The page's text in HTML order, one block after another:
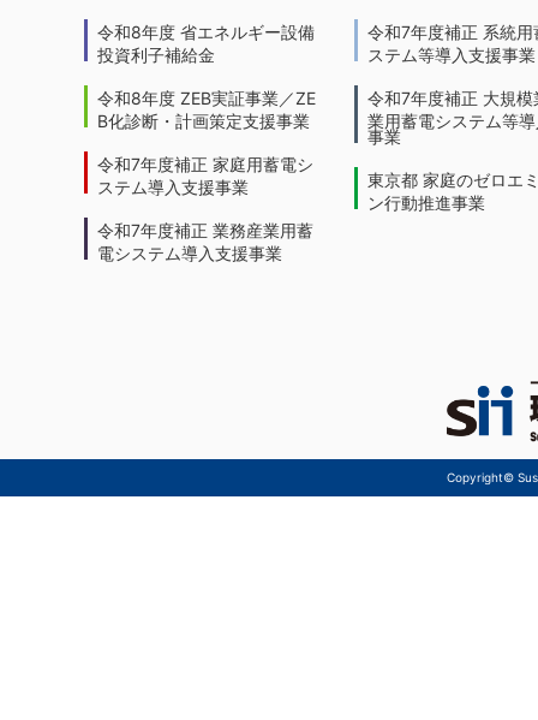
令和8年度 省エネルギー設備
投資利子補給金
令和8年度 ZEB実証事業／ZE
B化診断・計画策定支援事業
令和7年度補正 家庭用蓄電シ
ステム導入支援事業
令和7年度補正 業務産業用蓄
電システム導入支援事業
令和7年度補正 系統用
ステム等導入支援事業
令和7年度補正 大規模
業用蓄電システム等
事業
東京都 家庭のゼロエ
ン行動推進事業
Copyright©